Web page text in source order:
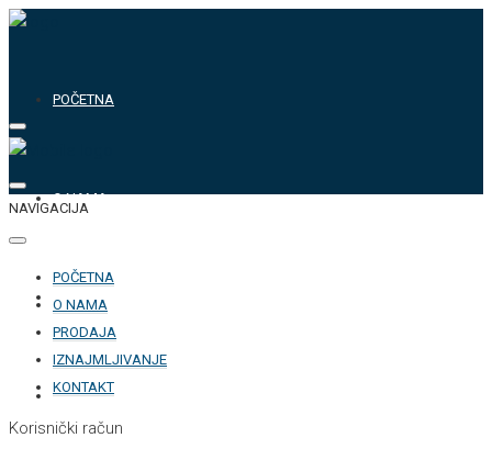
POČETNA
O NAMA
PRODAJA
IZNAJMLJIVANJE
NAVIGACIJA
POČETNA
O NAMA
PRODAJA
IZNAJMLJIVANJE
KONTAKT
Korisnički račun